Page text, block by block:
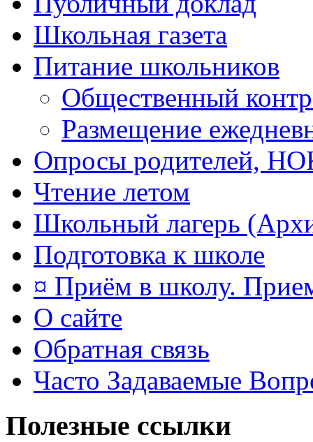
Школьная газета
Питание школьников
Общественный
Размещение
Опросы родителей,
Чтение летом
Школьный лагерь
Подготовка к школе
¤ Приём в школу.
О сайте
Обратная связь
Часто Задаваемые
Полезные ссылки